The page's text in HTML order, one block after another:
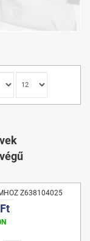
Z638104025